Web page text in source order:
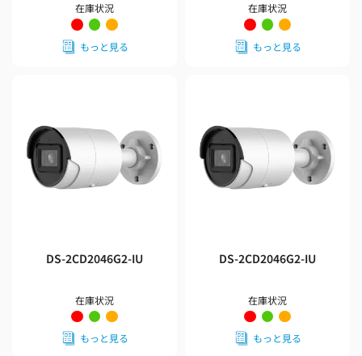
在庫状況
もっと見る
在庫状況
もっと見る
DS-2CD2046G2-IU
在庫状況
もっと見る
DS-2CD2046G2-IU
在庫状況
もっと見る